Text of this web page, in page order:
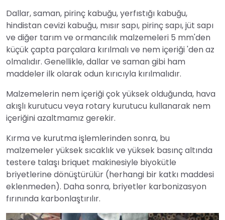
Dallar, saman, pirinç kabuğu, yerfıstığı kabuğu,
hindistan cevizi kabuğu, mısır sapı, pirinç sapı, jüt sapı
ve diğer tarım ve ormancılık malzemeleri 5 mm'den
küçük çapta parçalara kırılmalı ve nem içeriği 'den az
olmalıdır. Genellikle, dallar ve saman gibi ham
maddeler ilk olarak odun kırıcıyla kırılmalıdır.
Malzemelerin nem içeriği çok yüksek olduğunda, hava
akışlı kurutucu veya rotary kurutucu kullanarak nem
içeriğini azaltmamız gerekir.
Kırma ve kurutma işlemlerinden sonra, bu
malzemeler yüksek sıcaklık ve yüksek basınç altında
testere talaşı briquet makinesiyle biyokütle
briyetlerine dönüştürülür (herhangi bir katkı maddesi
eklenmeden). Daha sonra, briyetler karbonizasyon
fırınında karbonlaştırılır.